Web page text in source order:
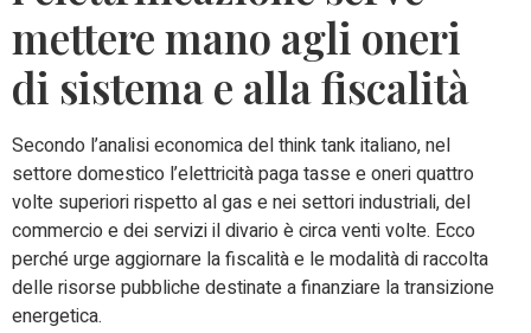
mettere mano agli oneri
di sistema e alla fiscalità
Secondo l’analisi economica del think tank italiano, nel
settore domestico l’elettricità paga tasse e oneri quattro
volte superiori rispetto al gas e nei settori industriali, del
commercio e dei servizi il divario è circa venti volte. Ecco
perché urge aggiornare la fiscalità e le modalità di raccolta
delle risorse pubbliche destinate a finanziare la transizione
energetica.